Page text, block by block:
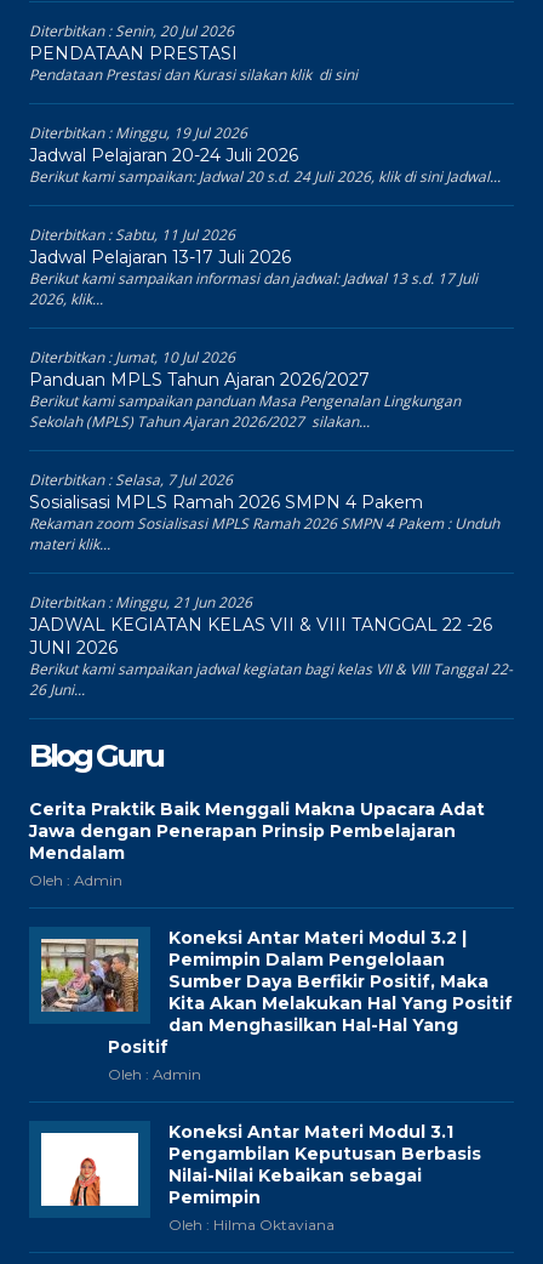
Diterbitkan :Senin, 20 Jul 2026
PENDATAAN PRESTASI
Pendataan Prestasi dan Kurasi silakan klik di sini
Diterbitkan :Minggu, 19 Jul 2026
Jadwal Pelajaran 20-24 Juli 2026
Berikut kami sampaikan: Jadwal 20 s.d. 24 Juli 2026, klik di sini Jadwal...
Diterbitkan :Sabtu, 11 Jul 2026
Jadwal Pelajaran 13-17 Juli 2026
Berikut kami sampaikan informasi dan jadwal: Jadwal 13 s.d. 17 Juli
2026, klik...
Diterbitkan :Jumat, 10 Jul 2026
Panduan MPLS Tahun Ajaran 2026/2027
Berikut kami sampaikan panduan Masa Pengenalan Lingkungan
Sekolah (MPLS) Tahun Ajaran 2026/2027 silakan...
Diterbitkan :Selasa, 7 Jul 2026
Sosialisasi MPLS Ramah 2026 SMPN 4 Pakem
Rekaman zoom Sosialisasi MPLS Ramah 2026 SMPN 4 Pakem : Unduh
materi klik...
Diterbitkan :Minggu, 21 Jun 2026
JADWAL KEGIATAN KELAS VII & VIII TANGGAL 22 -26
JUNI 2026
Berikut kami sampaikan jadwal kegiatan bagi kelas VII & VIII Tanggal 22-
26 Juni...
Blog Guru
Cerita Praktik Baik Menggali Makna Upacara Adat
Jawa dengan Penerapan Prinsip Pembelajaran
Mendalam
Oleh : Admin
Koneksi Antar Materi Modul 3.2 |
Pemimpin Dalam Pengelolaan
Sumber Daya Berfikir Positif, Maka
Kita Akan Melakukan Hal Yang Positif
dan Menghasilkan Hal-Hal Yang
Positif
Oleh : Admin
Koneksi Antar Materi Modul 3.1
Pengambilan Keputusan Berbasis
Nilai-Nilai Kebaikan sebagai
Pemimpin
Oleh : Hilma Oktaviana